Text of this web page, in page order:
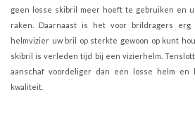
geen losse skibril meer hoeft te gebruiken en
raken. Daarnaast is het voor brildragers
helmvizier uw bril op sterkte gewoon op kunt
skibril is verleden tijd bij een vizierhelm.
aanschaf voordeliger dan een losse helm en
kwaliteit.